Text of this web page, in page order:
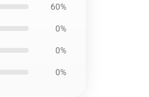
60%
0%
0%
0%